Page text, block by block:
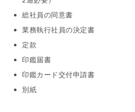
総社員の同意書
業務執行社員の決定書
定款
印鑑届書
印鑑カード交付申請書
別紙